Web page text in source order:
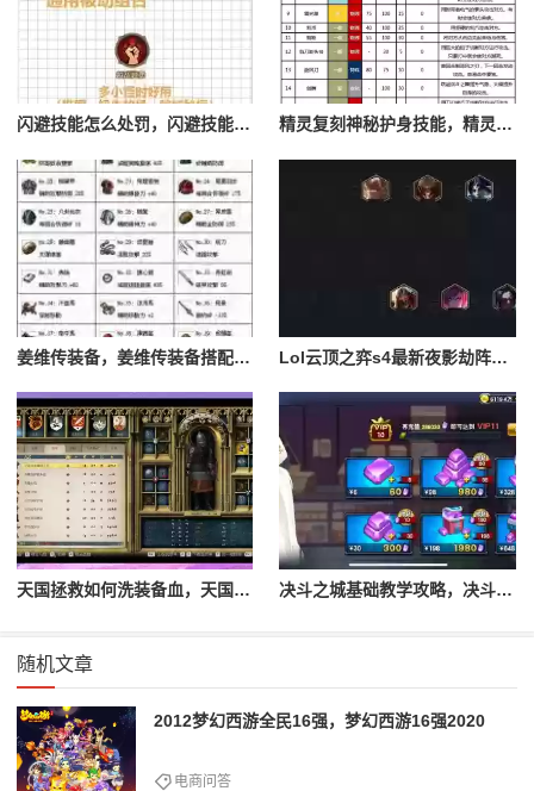
闪避技能怎么处罚，闪避技能怎么处罚队友 精灵复刻神秘护身技能，精灵复刻攻略
姜维传装备，姜维传装备搭配一览表最新 Lol云顶之弈s4最新夜影劫阵容搭配，云顶之奕夜影劫阵容
天国拯救如何洗装备血，天国拯救怎么洗衣服 决斗之城基础教学攻略，决斗之城教学攻略2111
随机文章
2012梦幻西游全民16强，梦幻西游16强2020
电商问答